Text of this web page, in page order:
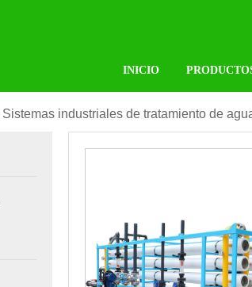
INICIO
Sistemas industriales de tratamiento de